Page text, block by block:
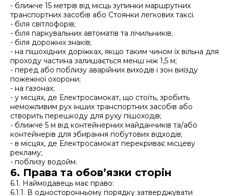
- ближче 15 метрів від місць зупинки маршрутних
транспортних засобів або Стоянки легкових таксі.
- біля світлофорів;
- біля паркувальних автоматів та лічильників;
- біля дорожніх знаків;
- на пішохідних доріжках, якщо таким чином їх вільна для
проходу частина залишається менш ніж 1,5 м;
- перед або поблизу аварійних виходів і зон виїзду
пожежної охорони;
- на газонах;
- у місцях, де Електросамокат, що стоїть, зробить
неможливим рух інших транспортних засобів або
створить перешкоду для руху пішоходів;
- ближче 5 м від контейнерних майданчиків та/або
контейнерів для збирання побутових відходів;
- в місцях, де Електросамокат перекриває місцеву
рекламу;
- поблизу водойм.
6. Права та обов’язки сторін
6.1. Наймодавець має право:
6.1.1. В односторонньому порядку затверджувати